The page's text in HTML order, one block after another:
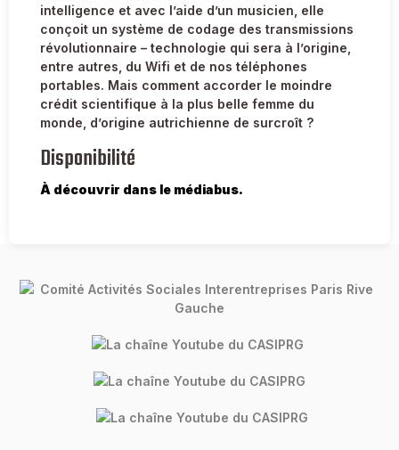
intelligence et avec l’aide d’un musicien, elle
conçoit un système de codage des transmissions
révolutionnaire – technologie qui sera à l’origine,
entre autres, du Wifi et de nos téléphones
portables. Mais comment accorder le moindre
crédit scientifique à la plus belle femme du
monde, d’origine autrichienne de surcroît ?
Disponibilité
À découvrir dans le médiabus.